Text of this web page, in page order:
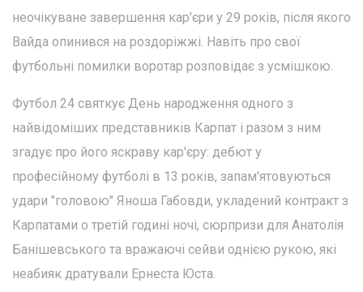
неочікуване завершення кар'єри у 29 років, після якого
Вайда опинився на роздоріжжі. Навіть про свої
футбольні помилки воротар розповідає з усмішкою.
Футбол 24 святкує День народження одного з
найвідоміших представників Карпат і разом з ним
згадує про його яскраву кар'єру: дебют у
професійному футболі в 13 років, запам'ятовуються
удари "головою" Яноша Габовди, укладений контракт з
Карпатами о третій годині ночі, сюрпризи для Анатолія
Банішевського та вражаючі сейви однією рукою, які
неабияк дратували Ернеста Юста.